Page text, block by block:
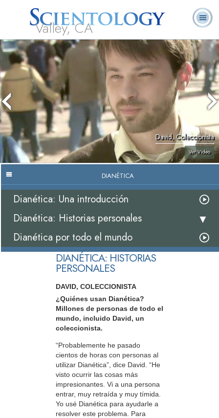
Valley, CA
Acerca de
Nosotros
L. Ronald
Hubbard
¿Qué es
Scientology?
Ministros
Voluntarios
Preguntas
Frecuentes
Libros
David, Coleccionista
Ver Video
DIANÉTICA
Dianética: Una introducción
Dianética: Historias personales
Dianética por todo el mundo
DIANÉTICA: HISTORIAS
PERSONALES
DAVID, COLECCIONISTA
¿Quiénes usan Dianética?
Millones de personas de todo el
mundo, incluido David, un
coleccionista.
“Probablemente he pasado
cientos de horas con personas al
utilizar Dianética”, dice David. “He
visto ocurrir las cosas más
impresionantes. Vi a una persona
entrar, muy retraída y muy tímida.
Yo usé Dianética para ayudarle a
resolver este problema. Para